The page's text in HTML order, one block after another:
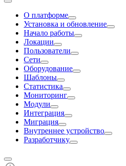
О платформе
Установка и обновление
Начало работы
Локации
Пользователи
Сети
Оборудование
Шаблоны
Статистика
Мониторинг
Модули
Интеграция
Миграция
Внутреннее устройство
Разработчику